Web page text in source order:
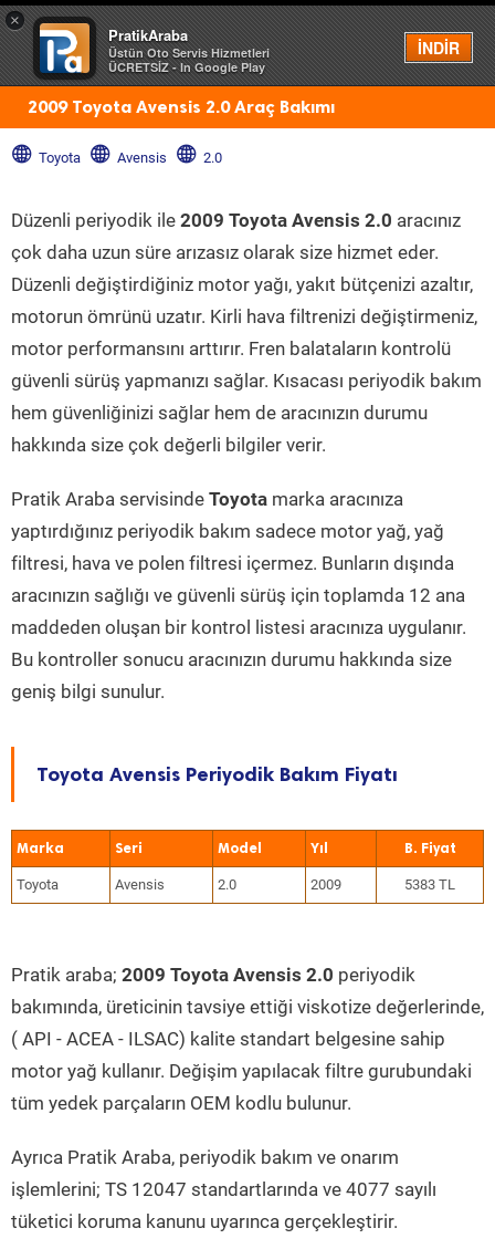
×
PratikAraba
Üstün Oto Servis Hizmetleri
ÜCRETSİZ - In Google Play
İNDİR
Menü
2009 Toyota Avensis 2.0 Araç Bakımı
Toyota Avensis 2.0
Düzenli periyodik ile 2009 Toyota Avensis 2.0 aracınız
çok daha uzun süre arızasız olarak size hizmet eder.
Düzenli değiştirdiğiniz motor yağı, yakıt bütçenizi azaltır,
motorun ömrünü uzatır. Kirli hava filtrenizi değiştirmeniz,
motor performansını arttırır. Fren balataların kontrolü
güvenli sürüş yapmanızı sağlar. Kısacası periyodik bakım
hem güvenliğinizi sağlar hem de aracınızın durumu
hakkında size çok değerli bilgiler verir.
Pratik Araba servisinde Toyota marka aracınıza
yaptırdığınız periyodik bakım sadece motor yağ, yağ
filtresi, hava ve polen filtresi içermez. Bunların dışında
aracınızın sağlığı ve güvenli sürüş için toplamda 12 ana
maddeden oluşan bir kontrol listesi aracınıza uygulanır.
Bu kontroller sonucu aracınızın durumu hakkında size
geniş bilgi sunulur.
Toyota Avensis Periyodik Bakım Fiyatı
Marka Seri Model Yıl
Toyota Avensis 2.0 2009 5383 TL
Pratik araba; 2009 Toyota Avensis 2.0 periyodik
bakımında, üreticinin tavsiye ettiği viskotize değerlerinde,
( API - ACEA - ILSAC) kalite standart belgesine sahip
motor yağ kullanır. Değişim yapılacak filtre gurubundaki
tüm yedek parçaların OEM kodlu bulunur.
Ayrıca Pratik Araba, periyodik bakım ve onarım
işlemlerini; TS 12047 standartlarında ve 4077 sayılı
tüketici koruma kanunu uyarınca gerçekleştirir.